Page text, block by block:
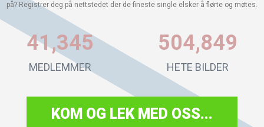
på? Registrer deg på nettstedet der de fineste single elsker å flørte og møtes.
41,345
MEDLEMMER
504,849
HETE BILDER
KOM OG LEK MED OSS...